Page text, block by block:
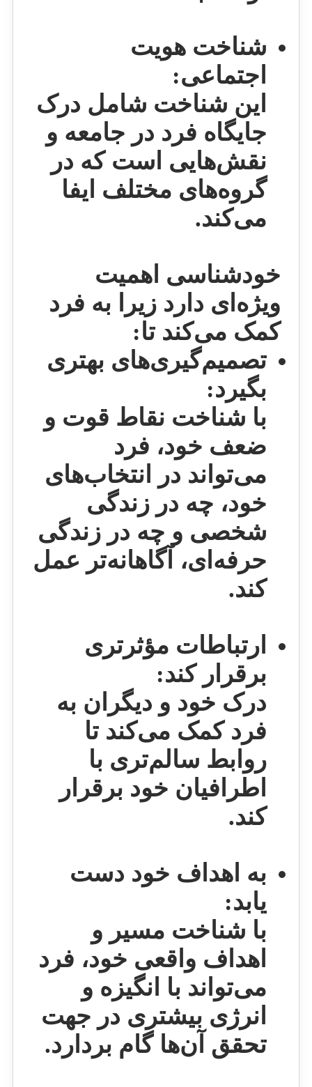
شناخت هویت
اجتماعی:
این شناخت شامل درک
جایگاه فرد در جامعه و
نقش‌هایی است که در
گروه‌های مختلف ایفا
می‌کند.
خودشناسی اهمیت
ویژه‌ای دارد زیرا به فرد
کمک می‌کند تا:
تصمیم‌گیری‌های بهتری
بگیرد:
با شناخت نقاط قوت و
ضعف خود، فرد
می‌تواند در انتخاب‌های
خود، چه در زندگی
شخصی و چه در زندگی
حرفه‌ای، آگاهانه‌تر عمل
کند.
ارتباطات مؤثرتری
برقرار کند:
درک خود و دیگران به
فرد کمک می‌کند تا
روابط سالم‌تری با
اطرافیان خود برقرار
کند.
به اهداف خود دست
یابد:
با شناخت مسیر و
اهداف واقعی خود، فرد
می‌تواند با انگیزه و
انرژی بیشتری در جهت
تحقق آن‌ها گام بردارد.